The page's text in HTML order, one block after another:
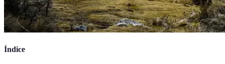
Índice